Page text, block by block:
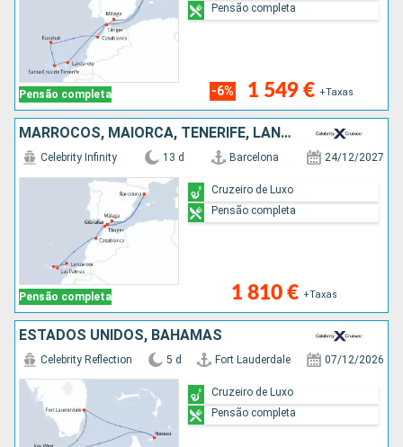
Pensão completa -6% 1 549 € +Taxas
Pensão completa
MARROCOS, MAIORCA, TENERIFE, LANZAROTE, GIBRALTAR, ESPANHA
Pensão completa
Celebrity Infinity 13 d Barcelona 24/12/2027
1 810 € +Taxas
Cruzeiro de Luxo
Pensão completa
ESTADOS UNIDOS, BAHAMAS
Celebrity Reflection 5 d Fort Lauderdale 07/12/2026
Cruzeiro de Luxo
Pensão completa